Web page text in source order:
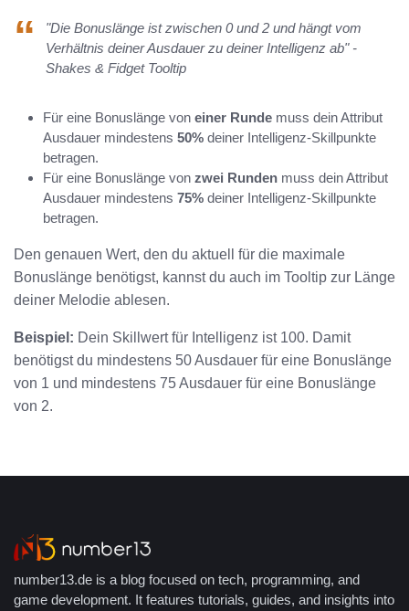
"Die Bonuslänge ist zwischen 0 und 2 und hängt vom
Verhältnis deiner Ausdauer zu deiner Intelligenz ab" -
Shakes & Fidget Tooltip
Für eine Bonuslänge von einer Runde muss dein Attribut
Ausdauer mindestens 50% deiner Intelligenz-Skillpunkte
betragen.
Für eine Bonuslänge von zwei Runden muss dein Attribut
Ausdauer mindestens 75% deiner Intelligenz-Skillpunkte
betragen.
Den genauen Wert, den du aktuell für die maximale
Bonuslänge benötigst, kannst du auch im Tooltip zur Länge
deiner Melodie ablesen.
Beispiel: Dein Skillwert für Intelligenz ist 100. Damit
benötigst du mindestens 50 Ausdauer für eine Bonuslänge
von 1 und mindestens 75 Ausdauer für eine Bonuslänge
von 2.
number13.de is a blog focused on tech, programming, and
game development. It features tutorials, guides, and insights into